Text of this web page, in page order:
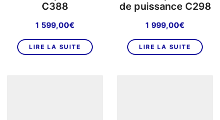
C388
1 599,00€
LIRE LA SUITE
de puissance C298
1 999,00€
LIRE LA SUITE